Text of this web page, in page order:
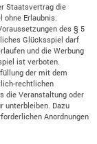
Staatsvertrag die
Erlaubnis.
des § 5
Glücksspiel darf
und die Werbung
ist verboten.
der mit dem
rechtlichen
die Veranstaltung oder
unterbleiben. Dazu
Anordnungen